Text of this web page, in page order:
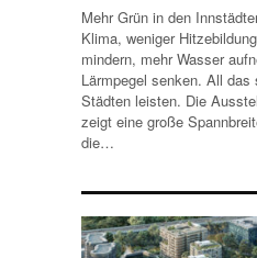
Mehr Grün in den
Klima, weniger
mindern, mehr Wasser
Lärmpegel senken. All
Städten leisten. Die
zeigt eine große
die…